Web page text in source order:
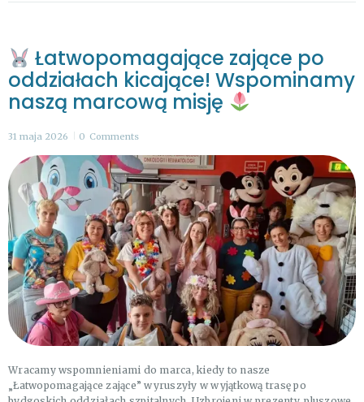
Łatwopomagające zające po
oddziałach kicające! Wspominamy
naszą marcową misję
31 maja 2026 0 Comments
Wracamy wspomnieniami do marca, kiedy to nasze
„Łatwopomagające zające” wyruszyły w wyjątkową trasę po